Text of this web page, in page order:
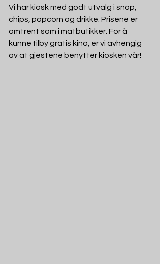
Vi har kiosk med godt utvalg i snop,
chips, popcorn og drikke. Prisene er
omtrent som i matbutikker. For å
kunne tilby gratis kino, er vi avhengig
av at gjestene benytter kiosken vår!